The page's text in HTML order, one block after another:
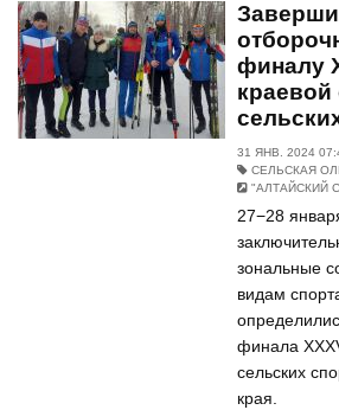
финалу
31 ЯНВ. 2024
СЕЛЬСКАЯ
"АЛТАЙСКИЙ
27−28
зональные
видам
финала
сельских
края.